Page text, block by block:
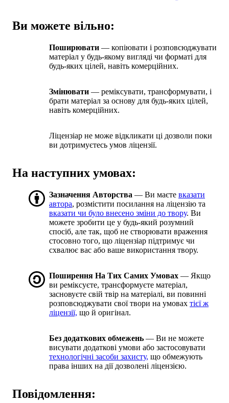
Ви можете вільно:
Поширювати — копіювати і розповсюджувати
матеріал у будь-якому вигляді чи форматі для
будь-яких цілей, навіть комерційних.
Змінювати — реміксувати, трансформувати, і
брати матеріал за основу для будь-яких цілей,
навіть комерційних.
Ліцензіар не може відкликати ці дозволи поки
ви дотримуєтесь умов ліцензії.
На наступних умовах:
Зазначення Авторства — Ви маєте вказати
автора, розмістити посилання на ліцензію та
вказати чи було внесено зміни до твору. Ви
можете зробити це у будь-який розумний
спосіб, але так, щоб не створювати враження
стосовно того, що ліцензіар підтримує чи
схвалює вас або ваше використання твору.
Поширення На Тих Самих Умовах — Якщо
ви реміксуєте, трансформуєте матеріал,
засновуєте свій твір на матеріалі, ви повинні
розповсюджувати свої твори на умовах тієї ж
ліцензії, що й оригінал.
Без додаткових обмежень — Ви не можете
висувати додаткові умови або застосовувати
технологічні засоби захисту, що обмежують
права інших на дії дозволені ліцензією.
Повідомлення: